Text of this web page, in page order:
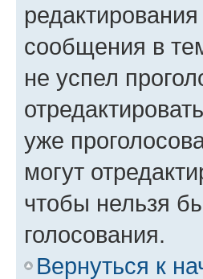
сообщения в
не успел
уже
могут
чтобы нельзя
голосования.
Вернуться к